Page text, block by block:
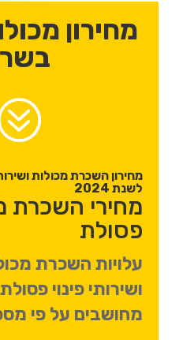
מחירון
מחירון השכרת מכולות
לשנת 2024
מחירי השכרת
פסולת
עלויות השכרת
ושירותי פינוי
מחושבים על פי